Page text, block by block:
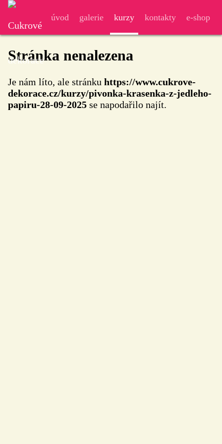
úvod galerie kurzy kontakty e-shop
Stránka nenalezena
Je nám líto, ale stránku https://www.cukrove-
dekorace.cz/kurzy/pivonka-krasenka-z-jedleho-
papiru-28-09-2025 se napodařilo najít.